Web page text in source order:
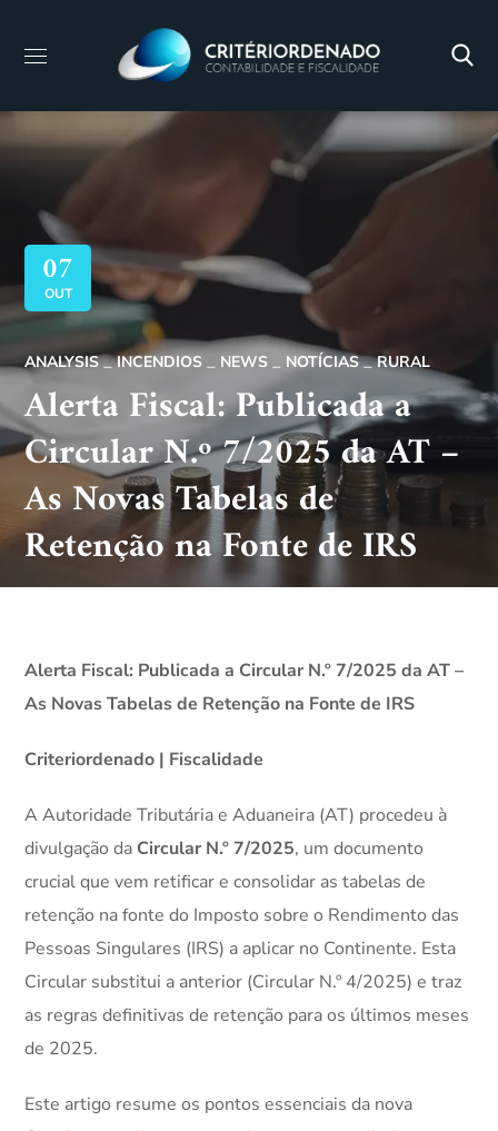
07
OUT
ANALYSIS INCENDIOS NEWS NOTÍCIAS RURAL
Alerta Fiscal: Publicada a
Circular N.º 7/2025 da AT –
As Novas Tabelas de
Retenção na Fonte de IRS
Alerta Fiscal: Publicada a Circular N.º 7/2025 da AT –
As Novas Tabelas de Retenção na Fonte de IRS
Criteriordenado | Fiscalidade
A Autoridade Tributária e Aduaneira (AT) procedeu à
divulgação da Circular N.º 7/2025, um documento
crucial que vem retificar e consolidar as tabelas de
retenção na fonte do Imposto sobre o Rendimento das
Pessoas Singulares (IRS) a aplicar no Continente. Esta
Circular substitui a anterior (Circular N.º 4/2025) e traz
as regras definitivas de retenção para os últimos meses
de 2025.
Este artigo resume os pontos essenciais da nova